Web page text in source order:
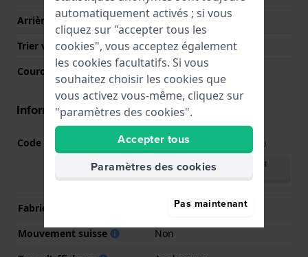
Arrière de Boitier
Couvercle à pression
Trier verre
Minéral
Couronne
Informations mouvement
Code Mouvement VD53(Voir les spécifications )
Télécharger le manuel
Fabricant de mouvement
Seiko Instruments Inc.
Mouvement suisse
Non
automatiquement activés ; si vous
cliquez sur "accepter tous les
cookies", vous acceptez également
les cookies facultatifs. Si vous
souhaitez choisir les cookies que
vous activez vous-même, cliquez sur
"paramètres des cookies".
Accepter tous
Paramètres des cookies
Pas maintenant